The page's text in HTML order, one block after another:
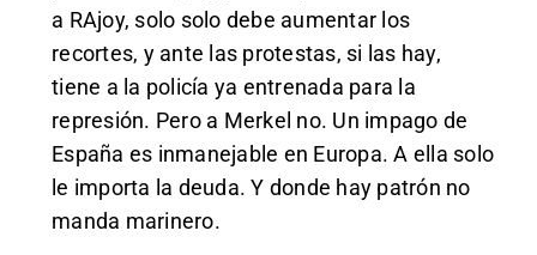
a RAjoy, solo solo debe aumentar los
recortes, y ante las protestas, si las hay,
tiene a la policía ya entrenada para la
represión. Pero a Merkel no. Un impago de
España es inmanejable en Europa. A ella solo
le importa la deuda. Y donde hay patrón no
manda marinero.